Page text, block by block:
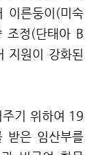
이른둥이 (미숙
조정 (단태아 B
지원이 강화된
기 위하여 19
받은 임산부를